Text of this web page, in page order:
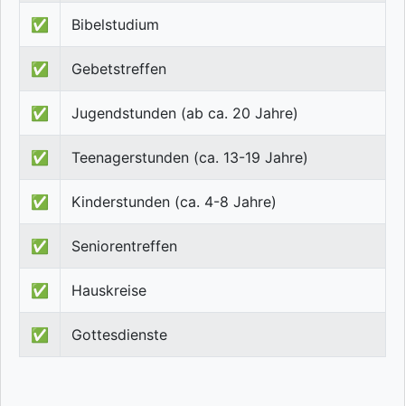
✅ Bibelstudium
✅ Gebetstreffen
✅ Jugendstunden (ab ca. 20 Jahre)
✅ Teenagerstunden (ca. 13-19 Jahre)
✅ Kinderstunden (ca. 4-8 Jahre)
✅ Seniorentreffen
✅ Hauskreise
✅ Gottesdienste